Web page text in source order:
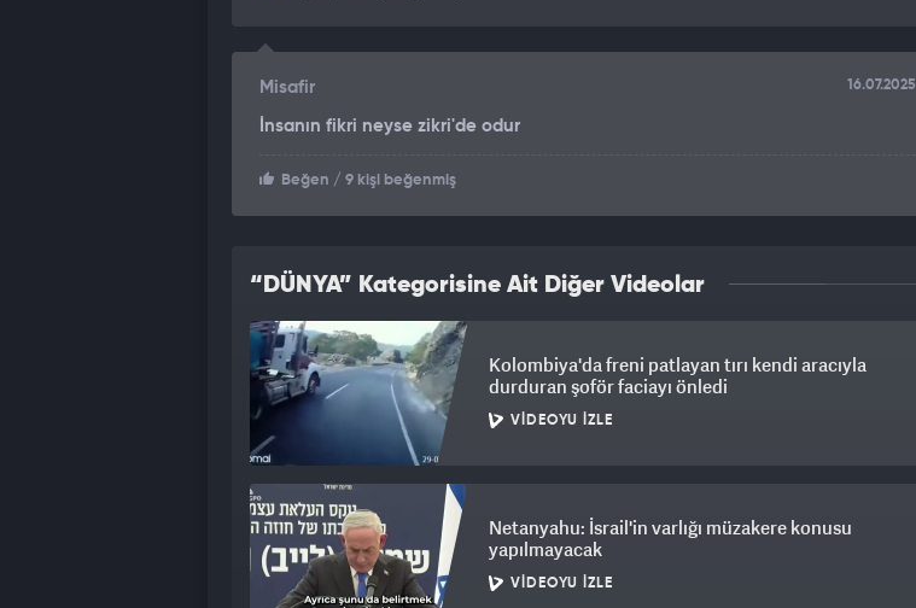
Misafir 16.07.2025
İnsanın fikri neyse zikri'de odur
Beğen / 9 kişi beğenmiş
“DÜNYA” Kategorisine Ait Diğer Videolar
Kolombiya'da freni patlayan tırı kendi aracıyla
durduran şoför faciayı önledi
VIDEOYU İZLE
Netanyahu: İsrail'in varlığı müzakere konusu
yapılmayacak
VIDEOYU İZLE